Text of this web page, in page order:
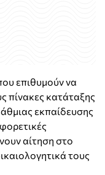
επιθυμούν να
πίνακες κατάταξης
εκπαίδευσης
αίτηση στο
τους